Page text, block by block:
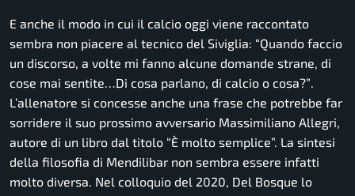
E anche il modo in cui il calcio oggi viene raccontato
sembra non piacere al tecnico del Siviglia: “Quando faccio
un discorso, a volte mi fanno alcune domande strane, di
cose mai sentite…Di cosa parlano, di calcio o cosa?”.
L’allenatore si concesse anche una frase che potrebbe far
sorridere il suo prossimo avversario Massimiliano Allegri,
autore di un libro dal titolo “È molto semplice”. La sintesi
della filosofia di Mendilibar non sembra essere infatti
molto diversa. Nel colloquio del 2020, Del Bosque lo